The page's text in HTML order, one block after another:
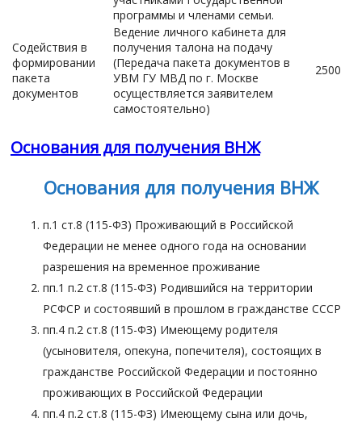
программы и членами семьи.
Содействия в
формировании
пакета
документов
Ведение личного кабинета для
получения талона на подачу
(Передача пакета документов в
УВМ ГУ МВД по г. Москве
осуществляется заявителем
самостоятельно)
2500
Основания для получения ВНЖ
Основания для получения ВНЖ
п.1 ст.8 (115-ФЗ) Проживающий в Российской
Федерации не менее одного года на основании
разрешения на временное проживание
пп.1 п.2 ст.8 (115-ФЗ) Родившийся на территории
РСФСР и состоявший в прошлом в гражданстве СССР
пп.4 п.2 ст.8 (115-ФЗ) Имеющему родителя
(усыновителя, опекуна, попечителя), состоящих в
гражданстве Российской Федерации и постоянно
проживающих в Российской Федерации
пп.4 п.2 ст.8 (115-ФЗ) Имеющему сына или дочь,